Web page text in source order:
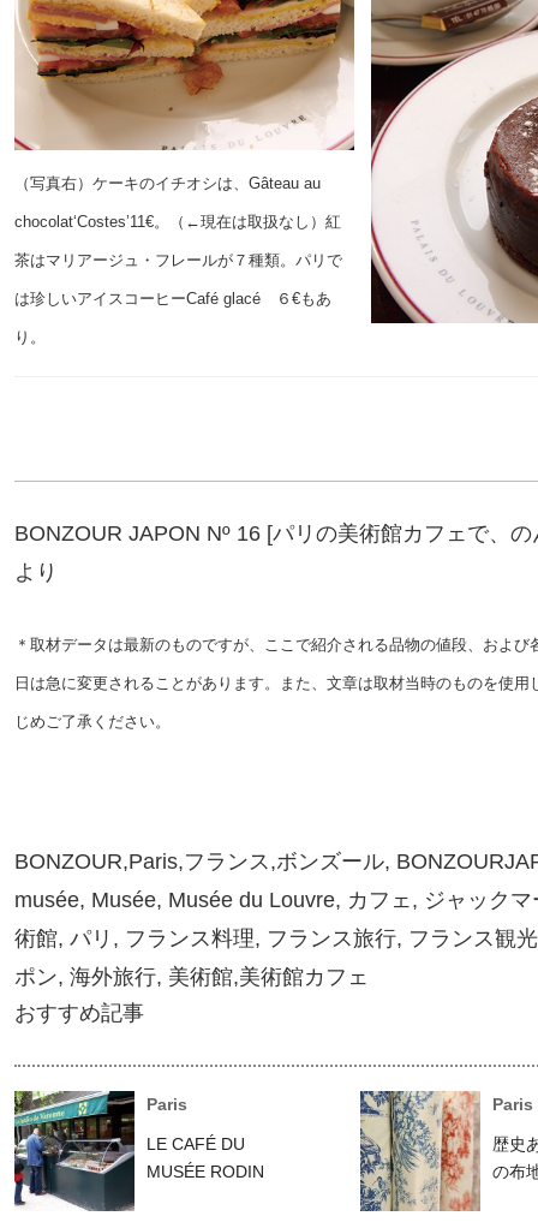
（写真右）ケーキのイチオシは、Gâteau au
chocolat‘Costes’11€。（←現在は取扱なし）紅
茶はマリアージュ・フレールが７種類。パリで
は珍しいアイスコーヒーCafé glacé ６€もあ
り。
BONZOUR JAPON Nº 16 [パリの美術館カフェで、
より
＊取材データは最新のものですが、ここで紹介される品物の値段、および
日は急に変更されることがあります。また、文章は取材当時のものを使用
じめご了承ください。
BONZOUR,Paris,フランス,ボンズール,
musée, Musée, Musée du Louvre, カフェ, ジャック
術館, パリ, フランス料理, フランス旅行, フランス観
ポン, 海外旅行, 美術館,美術館カフェ
おすすめ記事
Paris
LE CAFÉ DU
MUSÉE RODIN
Paris
歴史
の布